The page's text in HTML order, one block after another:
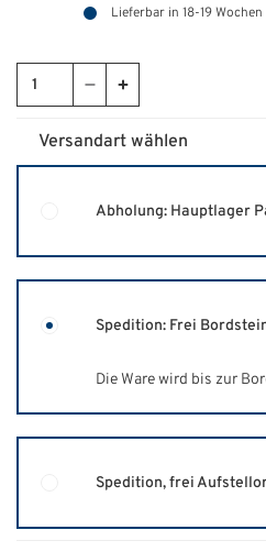
Lieferbar in 18-19 Wochen
Versandart wählen
Abholung: Hauptlager
Spedition: Frei
Die Ware wird bis zur
Spedition, frei